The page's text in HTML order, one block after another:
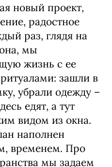
новый проект,
радостное
раз, глядя на
мы
жизнь с ее
зашли в
убрали одежду –
едят, а тут
видом из окна.
наполнен
временем. Про
мы задаем